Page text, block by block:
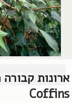
Coffins
© כל הזכויות